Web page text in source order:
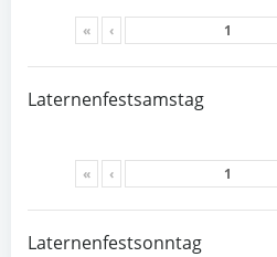
« ‹
Laternenfestsamstag
« ‹
Laternenfestsonntag